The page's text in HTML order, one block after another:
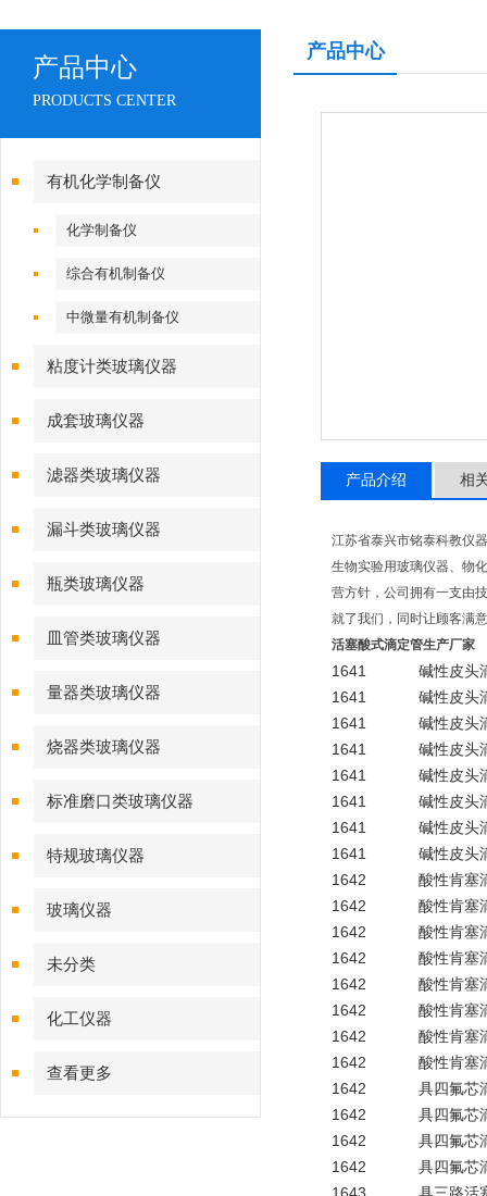
产品中心
PRODUCTS CENTER
有机化学制备仪
化学制备仪
综合有机制备仪
中微量有机制备仪
粘度计类玻璃仪器
成套玻璃仪器
滤器类玻璃仪器
漏斗类玻璃仪器
瓶类玻璃仪器
皿管类玻璃仪器
量器类玻璃仪器
烧器类玻璃仪器
标准磨口类玻璃仪器
特规玻璃仪器
玻璃仪器
未分类
化工仪器
查看更多
产品中心
产品介绍 相
江苏省泰兴市铭泰科教仪
生物实验用玻璃仪器、物
营方针，公司拥有一支由
就了我们，同时让顾客满
活塞酸式滴定管生产厂家
1641 碱性皮
1641 碱性皮
1641 碱性皮
1641 碱性皮
1641 碱性皮
1641 碱性皮
1641 碱性皮
1641 碱性皮
1642 酸性肯
1642 酸性肯
1642 酸性肯
1642 酸性肯
1642 酸性肯
1642 酸性肯
1642 酸性肯
1642 酸性肯
1642 具四氟
1642 具四氟
1642 具四氟
1642 具四氟